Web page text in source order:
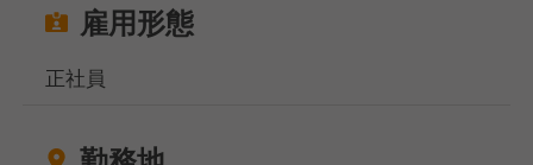
雇用形態
正社員